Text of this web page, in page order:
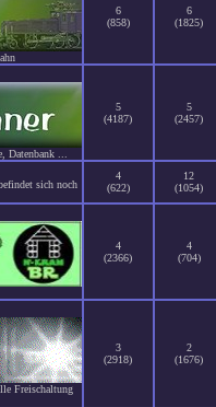
6
(858)
6
(1825)
Datenbank ...
5
(4187)
5
(2457)
sich noch
4
(622)
12
(1054)
4
(2366)
4
(704)
Freischaltung
3
(2918)
2
(1676)